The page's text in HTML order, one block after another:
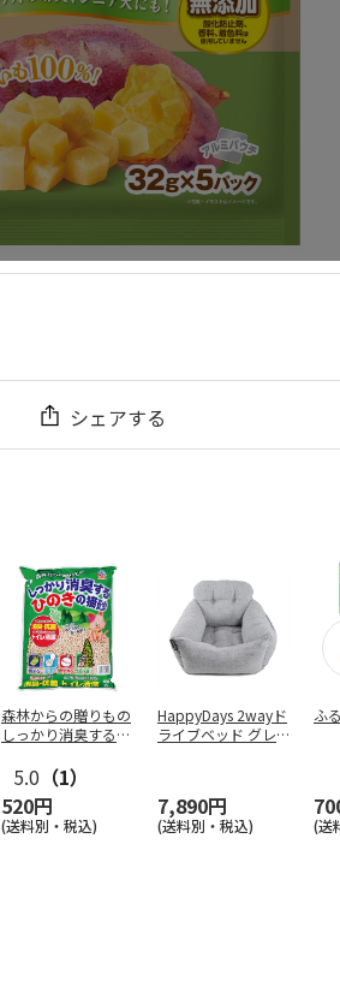
シェアする
森林からの贈りもの
しっかり消臭するひ
5.0 （1）
520円
(送料別・税込)
HappyDays 2wayド
ライブベッド グレ
7,890円
(送料別・税込)
ふ
(送